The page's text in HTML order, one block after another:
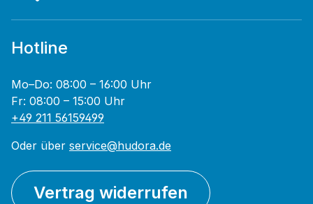
Hotline
Mo–Do: 08:00 – 16:00 Uhr
Fr: 08:00 – 15:00 Uhr
+49 211 56159499
Oder über service@hudora.de
Vertrag widerrufen